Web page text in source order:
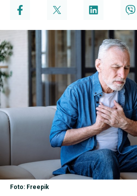
Foto: Freepik